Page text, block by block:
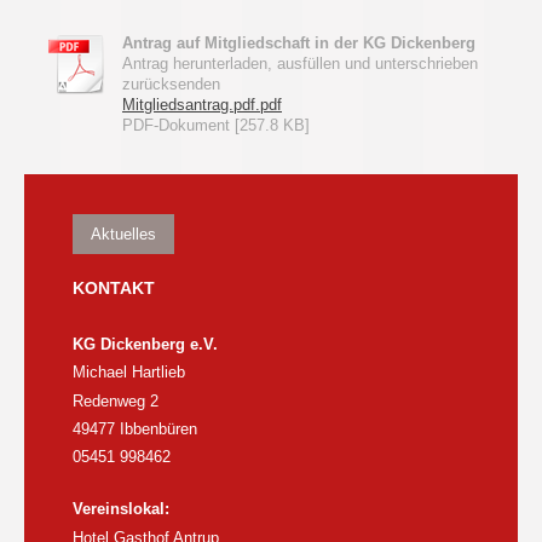
Antrag auf Mitgliedschaft in der KG Dickenberg
Antrag herunterladen, ausfüllen und unterschrieben
zurücksenden
Mitgliedsantrag.pdf.pdf
PDF-Dokument [257.8 KB]
Aktuelles
KONTAKT
KG Dickenberg e.V.
Michael Hartlieb
Redenweg 2
49477 Ibbenbüren
05451 998462
Vereinslokal:
Hotel Gasthof Antrup